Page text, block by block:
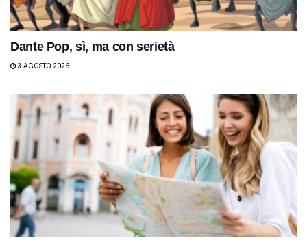
Dante Pop, sì, ma con serietà
3 AGOSTO 2026